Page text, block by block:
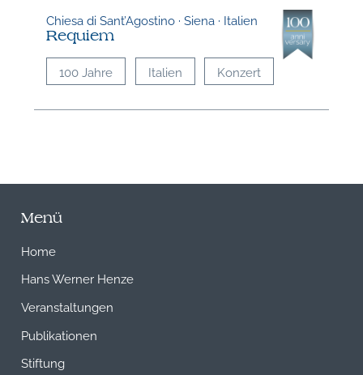
Chiesa di Sant’Agostino · Siena · Italien
Requiem
100 Jahre Italien Konzert
Menü
Home
Hans Werner Henze
Veranstaltungen
Publikationen
Stiftung